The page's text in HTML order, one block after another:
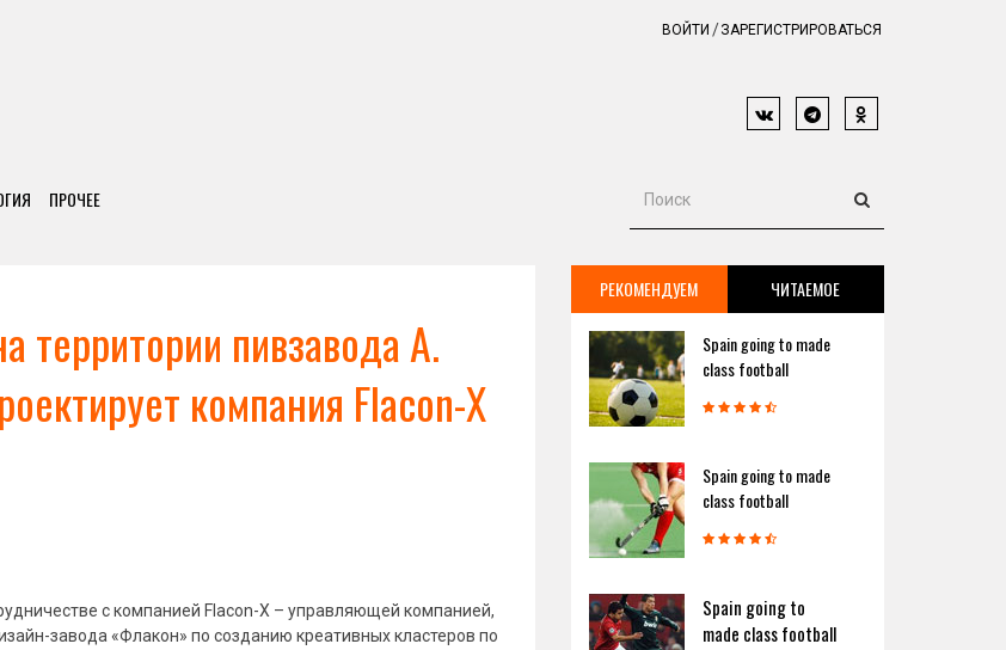
ВОЙТИ ЗАРЕГИСТРИРОВАТЬСЯ
ПРОЧЕЕ
территории пивзавода А.
компания Flacon-X
с компанией Flacon-X – управляющей компанией,
завода «Флакон» по созданию креативных кластеров по
РЕКОМЕНДУЕМ ЧИТАЕМОЕ
Spain going to made
class football
Spain going to made
class football
Spain going to
made class football